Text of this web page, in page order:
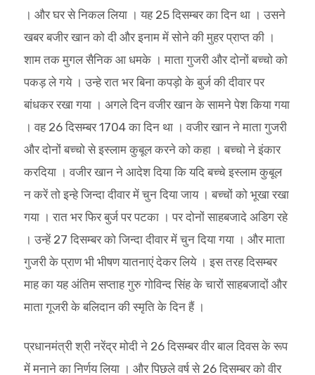
। और घर से निकल लिया । यह 25 दिसम्बर का दिन था । उसने
खबर बजीर खान को दी और इनाम में सोने की मुहर प्राप्त की ।
शाम तक मुगल सैनिक आ धमके । माता गुजरी और दोनों बच्चो को
पकड़ ले गये । उन्हे रात भर बिना कपड़ो के बुर्ज की दीवार पर
बांधकर रखा गया । अगले दिन वजीर खान के सामने पेश किया गया
। वह 26 दिसम्बर 1704 का दिन था । वजीर खान ने माता गुजरी
और दोनों बच्चो से इस्लाम कुबूल करने को कहा । बच्चो ने इंकार
करदिया । वजीर खान ने आदेश दिया कि यदि बच्चे इस्लाम कुबूल
न करें तो इन्हे जिन्दा दीवार में चुन दिया जाय । बच्चों को भूखा रखा
गया । रात भर फिर बुर्ज पर पटका । पर दोनों साहबजादे अडिग रहे
। उन्हें 27 दिसम्बर को जिन्दा दीवार में चुन दिया गया । और माता
गुजरी के प्राण भी भीषण यातनाएं देकर लिये । इस तरह दिसम्बर
माह का यह अंतिम सप्ताह गुरु गोविन्द सिंह के चारों साहबजादों और
माता गूजरी के बलिदान की स्मृति के दिन हैं ।
प्रधानमंत्री श्री नरेंद्र मोदी ने 26 दिसम्बर वीर बाल दिवस के रूप
में मनाने का निर्णय लिया । और पिछले वर्ष से 26 दिसम्बर को वीर